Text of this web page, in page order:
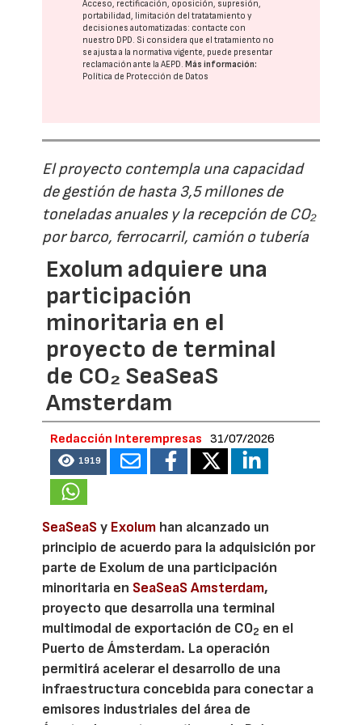
Acceso, rectificación, oposición, supresión,
portabilidad, limitación del tratatamiento y
decisiones automatizadas: contacte con
nuestro DPD. Si considera que el tratamiento no
se ajusta a la normativa vigente, puede presentar
reclamación ante laAEPD.Más información:
Política de Protección de Datos
El proyecto contempla una capacidad
de gestión de hasta 3,5 millones de
toneladas anuales y la recepción de CO₂
por barco, ferrocarril, camión o tubería
Exolum adquiere una
participación
minoritaria en el
proyecto de terminal
de CO₂ SeaSeaS
Amsterdam
Redacción Interempresas 31/07/2026
1919
SeaSeaSy Exolum han alcanzado un
principio de acuerdo para la adquisición por
parte de Exolum de una participación
minoritaria en SeaSeaS Amsterdam,
proyecto que desarrolla una terminal
multimodal de exportación de CO2 en el
Puerto de Ámsterdam. La operación
permitirá acelerar el desarrollo de una
infraestructura concebida para conectar a
emisores industriales del área de